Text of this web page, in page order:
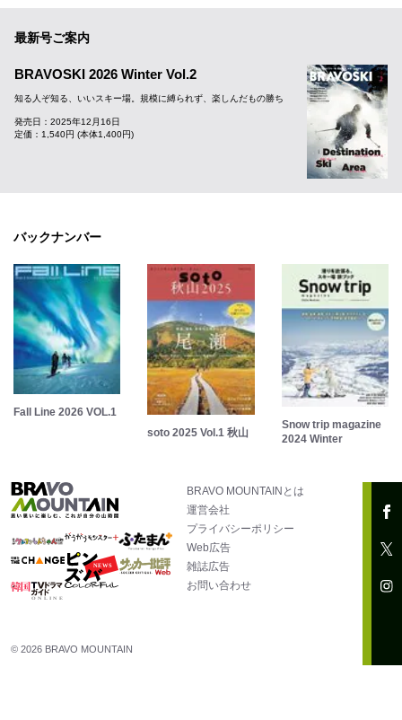
最新号ご案内
BRAVOSKI 2026 Winter Vol.2
知る人ぞ知る、いいスキー場。規模に縛られず、楽しんだもの勝ち
発売日：2025年12月16日
定価：1,540円 (本体1,400円)
バックナンバー
Fall Line 2026 VOL.1
soto 2025 Vol.1 秋山
Snow trip magazine
2024 Winter
BRAVO MOUNTAINとは
運営会社
プライバシーポリシー
Web広告
雑誌広告
お問い合わせ
© 2026 BRAVO MOUNTAIN